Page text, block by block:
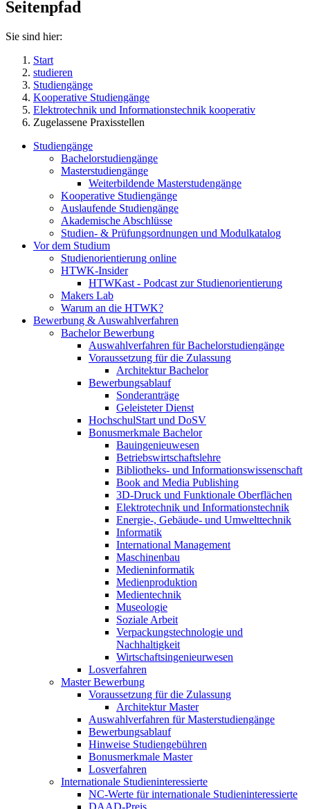
Seitenpfad
Sie sind hier:
Start
studieren
Studiengänge
Kooperative Studiengänge
Elektrotechnik und Informationstechnik kooperativ
Zugelassene Praxisstellen
Studiengänge
Bachelorstudiengänge
Masterstudiengänge
Weiterbildende Masterstudengänge
Kooperative Studiengänge
Auslaufende Studiengänge
Akademische Abschlüsse
Studien- & Prüfungsordnungen und Modulkatalog
Vor dem Studium
Studienorientierung online
HTWK-Insider
HTWKast - Podcast zur Studienorientierung
Makers Lab
Warum an die HTWK?
Bewerbung & Auswahlverfahren
Bachelor Bewerbung
Auswahlverfahren für Bachelorstudiengänge
Voraussetzung für die Zulassung
Architektur Bachelor
Bewerbungsablauf
Sonderanträge
Geleisteter Dienst
HochschulStart und DoSV
Bonusmerkmale Bachelor
Bauingenieuwesen
Betriebswirtschaftslehre
Bibliotheks- und Informationswissenschaft
Book and Media Publishing
3D-Druck und Funktionale Oberflächen
Elektrotechnik und Informationstechnik
Energie-, Gebäude- und Umwelttechnik
Informatik
International Management
Maschinenbau
Medieninformatik
Medienproduktion
Medientechnik
Museologie
Soziale Arbeit
Verpackungstechnologie und
Nachhaltigkeit
Wirtschaftsingenieurwesen
Losverfahren
Master Bewerbung
Voraussetzung für die Zulassung
Architektur Master
Auswahlverfahren für Masterstudiengänge
Bewerbungsablauf
Hinweise Studiengebühren
Bonusmerkmale Master
Losverfahren
Internationale Studieninteressierte
NC-Werte für internationale Studieninteressierte
DAAD-Preis